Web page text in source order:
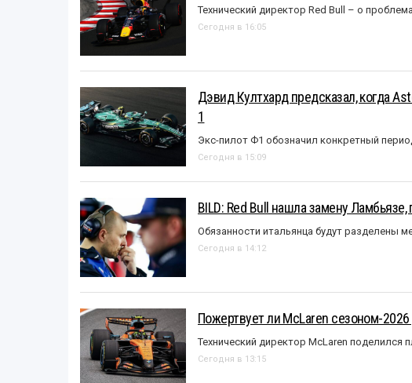
Технический директор Red Bull – о
Сегодня в 16:05
Дэвид Култхард предсказал, когда
1
Экс-пилот Ф1 обозначил конкретный
Сегодня в 15:09
BILD: Red Bull нашла замену
Обязанности итальянца будут разделены
Сегодня в 14:12
Пожертвует ли McLaren сезоном-
Технический директор McLaren
Сегодня в 13:15